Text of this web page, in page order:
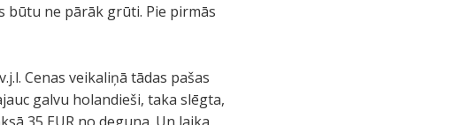
būtu ne pārāk grūti. Pie pirmās
Cenas veikaliņā tādas pašas
galvu holandieši, taka slēgta,